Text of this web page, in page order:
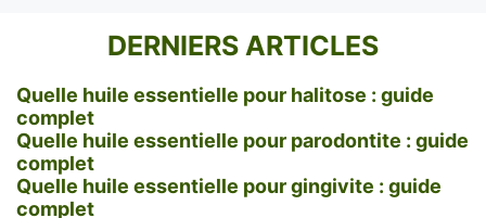
DERNIERS ARTICLES
Quelle huile essentielle pour halitose : guide
complet
Quelle huile essentielle pour parodontite : guide
complet
Quelle huile essentielle pour gingivite : guide
complet